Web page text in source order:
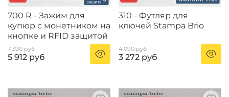
700 R - Зажим для
купюр с монетником на
кнопке и RFID защитой
7 390 руб
5 912 руб
310 - Футляр для
ключей Stampa Brio
4 090 руб
3 272 руб